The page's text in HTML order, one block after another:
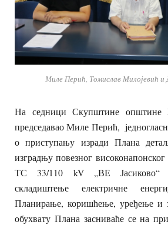
Миле Перић, Томислав Милојевић и
На седници Скупштине општине
председавао Миле Перић,
о приступању изради Плана
изградњу повезног
ТС 33/110 kV „ВЕ Јасиково“
складиштење електричне
Планирање, коришћење, уређење и
обухвату Плана засниваће се на